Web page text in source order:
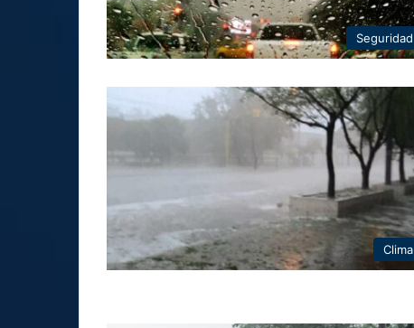
Seguridad
Clima